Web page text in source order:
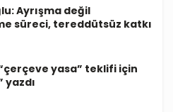
Ayrışma değil
süreci, tereddütsüz katkı
yasa” teklifi için
yazdı